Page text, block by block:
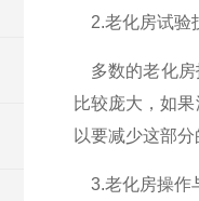
2.老化房试验
多数的老化房
比较庞大，如
以要减少这部
3.老化房操作